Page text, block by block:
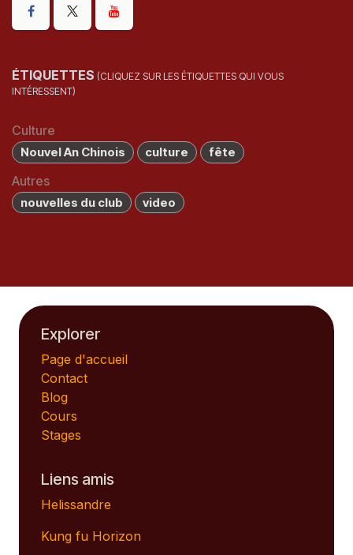
ÉTIQUETTES (CLIQUEZ SUR LES ÉTIQUETTES QUI VOUS
INTÉRESSENT)
Culture
Nouvel An Chinois culture fête
Autres
nouvelles du club video
Explorer
Page d'accueil
Contact
Blog
Cours
Stages
Liens amis
Helissandre
Kung fu Horizon